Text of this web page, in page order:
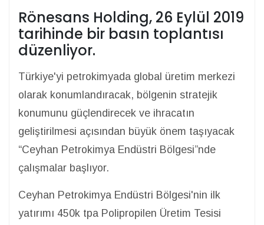
Rönesans Holding, 26 Eylül 2019
tarihinde bir basın toplantısı
düzenliyor.
Türkiye'yi petrokimyada global üretim merkezi
olarak konumlandıracak, bölgenin stratejik
konumunu güçlendirecek ve ihracatın
geliştirilmesi açısından büyük önem taşıyacak
“Ceyhan Petrokimya Endüstri Bölgesi”nde
çalışmalar başlıyor.
Ceyhan Petrokimya Endüstri Bölgesi'nin ilk
yatırımı 450k tpa Polipropilen Üretim Tesisi